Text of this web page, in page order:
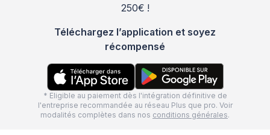
250€ !
Téléchargez l’application et soyez
récompensé
* Eligible au paiement dès l'intégration définitive de
l'entreprise recommandée au réseau Plus que pro. Voir
modalités complètes dans nos conditions générales.